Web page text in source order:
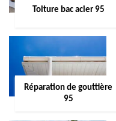
Toiture bac acier 95
Réparation de gouttière
95